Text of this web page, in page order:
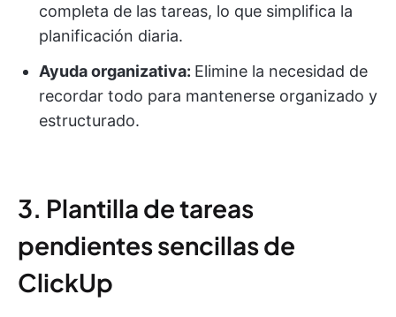
completa de las tareas, lo que simplifica la
planificación diaria.
Ayuda organizativa: Elimine la necesidad de
recordar todo para mantenerse organizado y
estructurado.
3. Plantilla de tareas
pendientes sencillas de
ClickUp